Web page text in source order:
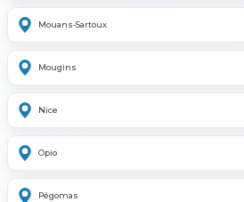
Mouans-Sartoux
Mougins
Nice
Opio
Pégomas